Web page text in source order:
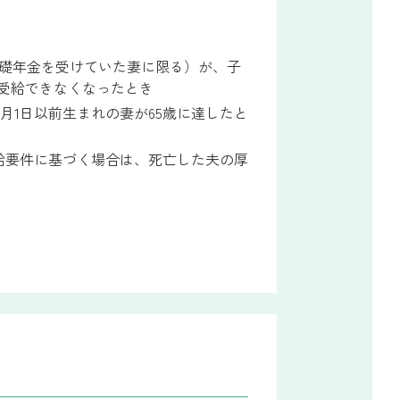
年金を受けていた妻に限る）が、子
給できなくなったとき
1日以前生まれの妻が65歳に達したと
件に基づく場合は、死亡した夫の厚